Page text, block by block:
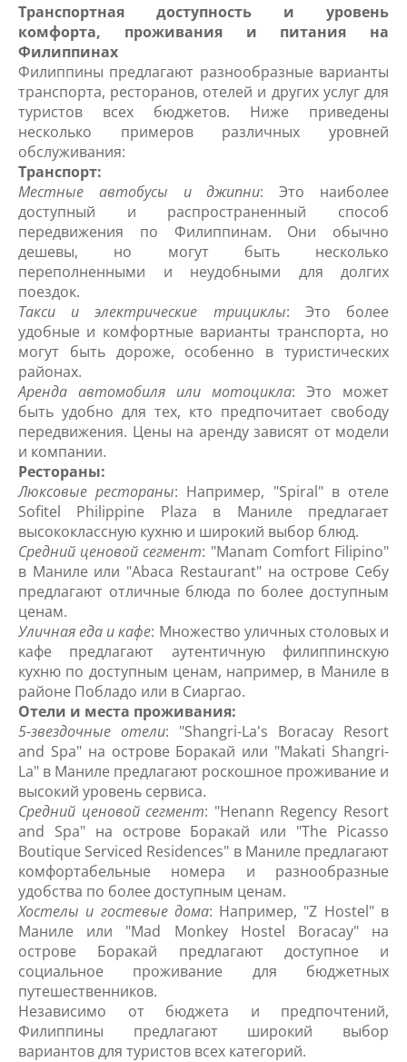
Транспортная доступность и уровень
комфорта, проживания и питания на
Филиппинах
Филиппины предлагают разнообразные варианты
транспорта, ресторанов, отелей и других услуг для
туристов всех бюджетов. Ниже приведены
несколько примеров различных уровней
обслуживания:
Транспорт:
Местные автобусы и джипни: Это наиболее
доступный и распространенный способ
передвижения по Филиппинам. Они обычно
дешевы, но могут быть несколько
переполненными и неудобными для долгих
поездок.
Такси и электрические трициклы: Это более
удобные и комфортные варианты транспорта, но
могут быть дороже, особенно в туристических
районах.
Аренда автомобиля или мотоцикла: Это может
быть удобно для тех, кто предпочитает свободу
передвижения. Цены на аренду зависят от модели
и компании.
Рестораны:
Люксовые рестораны: Например, "Spiral" в отеле
Sofitel Philippine Plaza в Маниле предлагает
высококлассную кухню и широкий выбор блюд.
Средний ценовой сегмент: "Manam Comfort Filipino"
в Маниле или "Abaca Restaurant" на острове Себу
предлагают отличные блюда по более доступным
ценам.
Уличная еда и кафе: Множество уличных столовых и
кафе предлагают аутентичную филиппинскую
кухню по доступным ценам, например, в Маниле в
районе Побладо или в Сиаргао.
Отели и места проживания:
5-звездочные отели: "Shangri-La's Boracay Resort
and Spa" на острове Боракай или "Makati Shangri-
La" в Маниле предлагают роскошное проживание и
высокий уровень сервиса.
Средний ценовой сегмент: "Henann Regency Resort
and Spa" на острове Боракай или "The Picasso
Boutique Serviced Residences" в Маниле предлагают
комфортабельные номера и разнообразные
удобства по более доступным ценам.
Хостелы и гостевые дома: Например, "Z Hostel" в
Маниле или "Mad Monkey Hostel Boracay" на
острове Боракай предлагают доступное и
социальное проживание для бюджетных
путешественников.
Независимо от бюджета и предпочтений,
Филиппины предлагают широкий выбор
вариантов для туристов всех категорий.